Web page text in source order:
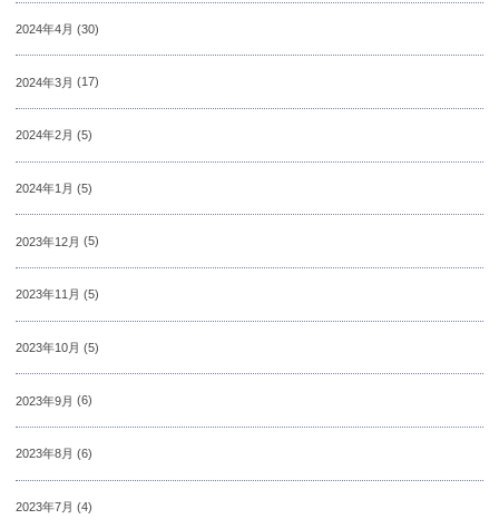
2024年4月 (30)
2024年3月 (17)
2024年2月 (5)
2024年1月 (5)
2023年12月 (5)
2023年11月 (5)
2023年10月 (5)
2023年9月 (6)
2023年8月 (6)
2023年7月 (4)